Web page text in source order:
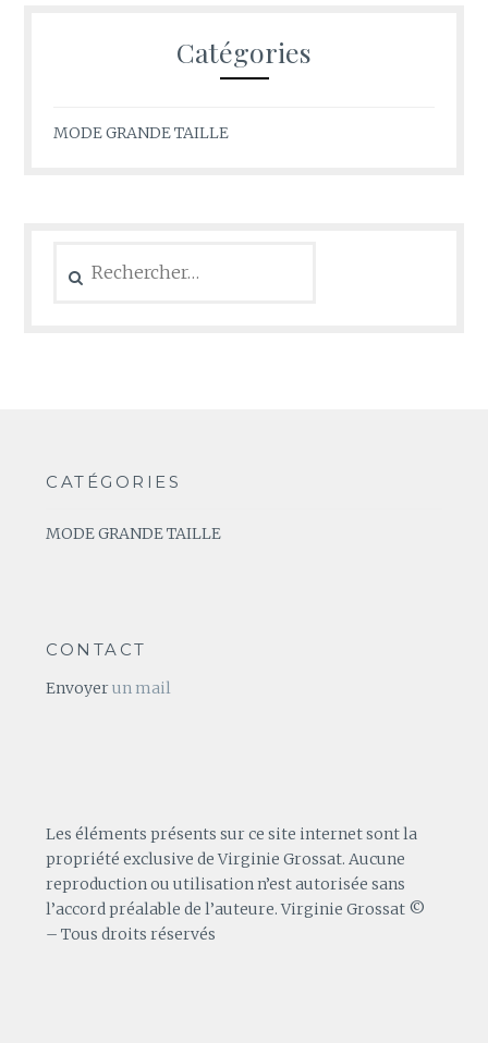
Catégories
MODE GRANDE TAILLE
CATÉGORIES
MODE GRANDE TAILLE
CONTACT
Envoyerun mail
Les éléments présents sur ce site internet sont la
propriété exclusive de Virginie Grossat. Aucune
reproduction ou utilisation n’est autorisée sans
l’accord préalable de l’auteure. Virginie Grossat ©
– Tous droits réservés